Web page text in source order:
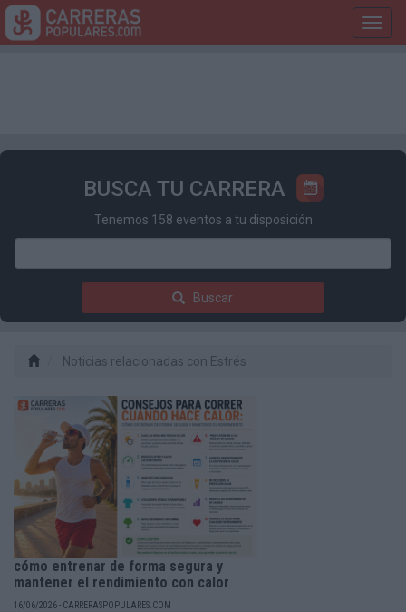
BUSCA TU CARRERA
Tenemos 158 eventos a tu disposición
Buscar
Noticias relacionadas con Estrés
cómo entrenar de forma segura y
mantener el rendimiento con calor
16/06/2026 - CARRERASPOPULARES.COM